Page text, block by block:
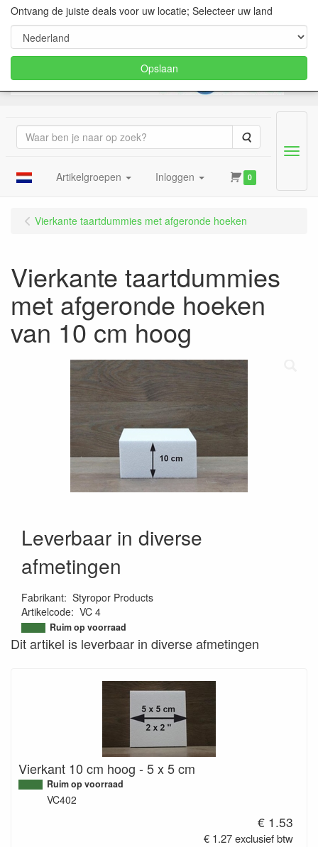
Zoeken
Artikelgroepen Inloggen 0
Menu
Vierkante taartdummies met afgeronde hoeken
Vierkante taartdummies
met afgeronde hoeken
van 10 cm hoog
Leverbaar in diverse
afmetingen
Fabrikant: Styropor Products
Artikelcode: VC 4
9503646394928
Ruim op voorraad
Dit artikel is leverbaar in diverse afmetingen
Vierkant 10 cm hoog - 5 x 5 cm
Ruim op voorraad
VC402
€ 1.53
€ 1.27 exclusief btw
Ontvang de juiste deals voor uw locatie; Selecteer uw land
Opslaan